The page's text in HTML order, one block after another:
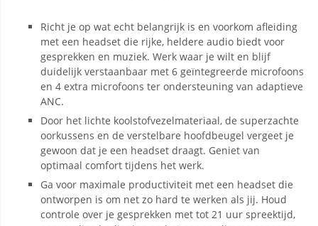
Richt je op wat echt belangrijk is en voorkom afleiding
met een headset die rijke, heldere audio biedt voor
gesprekken en muziek. Werk waar je wilt en blijf
duidelijk verstaanbaar met 6 geïntegreerde microfoons
en 4 extra microfoons ter ondersteuning van adaptieve
ANC.
Door het lichte koolstofvezelmateriaal, de superzachte
oorkussens en de verstelbare hoofdbeugel vergeet je
gewoon dat je een headset draagt. Geniet van
optimaal comfort tijdens het werk.
Ga voor maximale productiviteit met een headset die
ontworpen is om net zo hard te werken als jij. Houd
controle over je gesprekken met tot 21 uur spreektijd,